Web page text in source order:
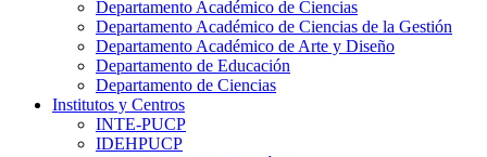
Departamento Académico de Ciencias
Departamento Académico de Ciencias de la Gestión
Departamento Académico de Arte y Diseño
Departamento de Educación
Departamento de Ciencias
Institutos y Centros
INTE-PUCP
IDEHPUCP